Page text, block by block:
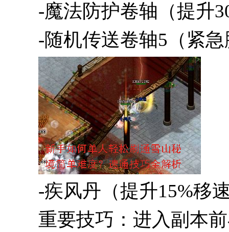
-魔法防护卷轴（提升
-随机传送卷轴5（紧
-疾风丹（提升15%移
重要技巧：进入副本